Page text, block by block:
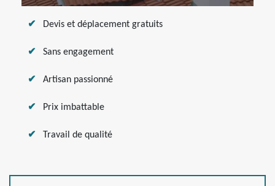
Devis et déplacement gratuits
Sans engagement
Artisan passionné
Prix imbattable
Travail de qualité